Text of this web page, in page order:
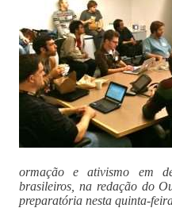
ormação e ativismo em
brasileiros, na redação do
preparatória nesta quinta-